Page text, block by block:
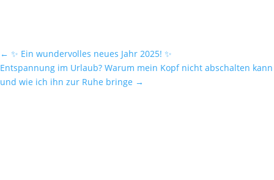
← ✨ Ein wundervolles neues Jahr 2025! ✨
Entspannung im Urlaub? Warum mein Kopf nicht abschalten kann
und wie ich ihn zur Ruhe bringe →